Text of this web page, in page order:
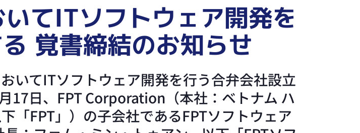
てITソフトウェア開発を
覚書締結のお知らせ
いてITソフトウェア開発を行う合弁会社設立
17日、FPT Corporation（本社：ベトナム ハ
「FPT」）の子会社であるFPTソフトウェア